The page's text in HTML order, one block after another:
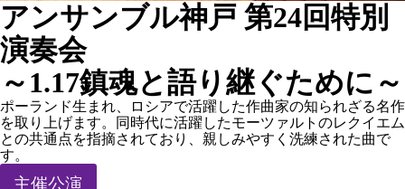
アンサンブル神戸 第24回特別
演奏会
～1.17鎮魂と語り継ぐために～
ポーランド生まれ、ロシアで活躍した作曲家の知られざる名作
を取り上げます。同時代に活躍したモーツァルトのレクイエム
との共通点を指摘されており、親しみやすく洗練された曲で
す。
主催公演